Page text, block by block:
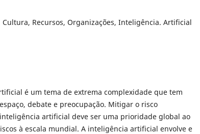
Cultura, Recursos, Organizações, Inteligência. Artificial
é um tema de extrema complexidade que tem
debate e preocupação. Mitigar o risco
artificial deve ser uma prioridade global ao
à escala mundial. A inteligência artificial envolve e